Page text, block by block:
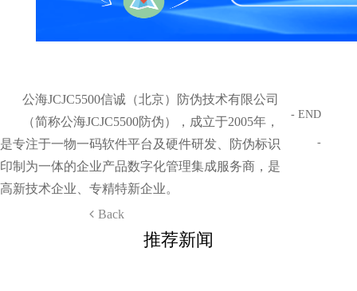
公海JCJC5500信诚（北京）防伪技术有限公司
（简称公海JCJC5500防伪），成立于2005年，
是专注于一物一码软件平台及硬件研发、防伪标识
印制为一体的企业产品数字化管理集成服务商，是
高新技术企业、专精特新企业。
Back
- END
-
推荐新闻